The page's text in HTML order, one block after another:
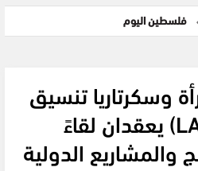
فلسطين اليوم
وسكرتاريا تنسيق
المساعدات (LACS) يعقدان لقاءً
والمشاريع الدولية